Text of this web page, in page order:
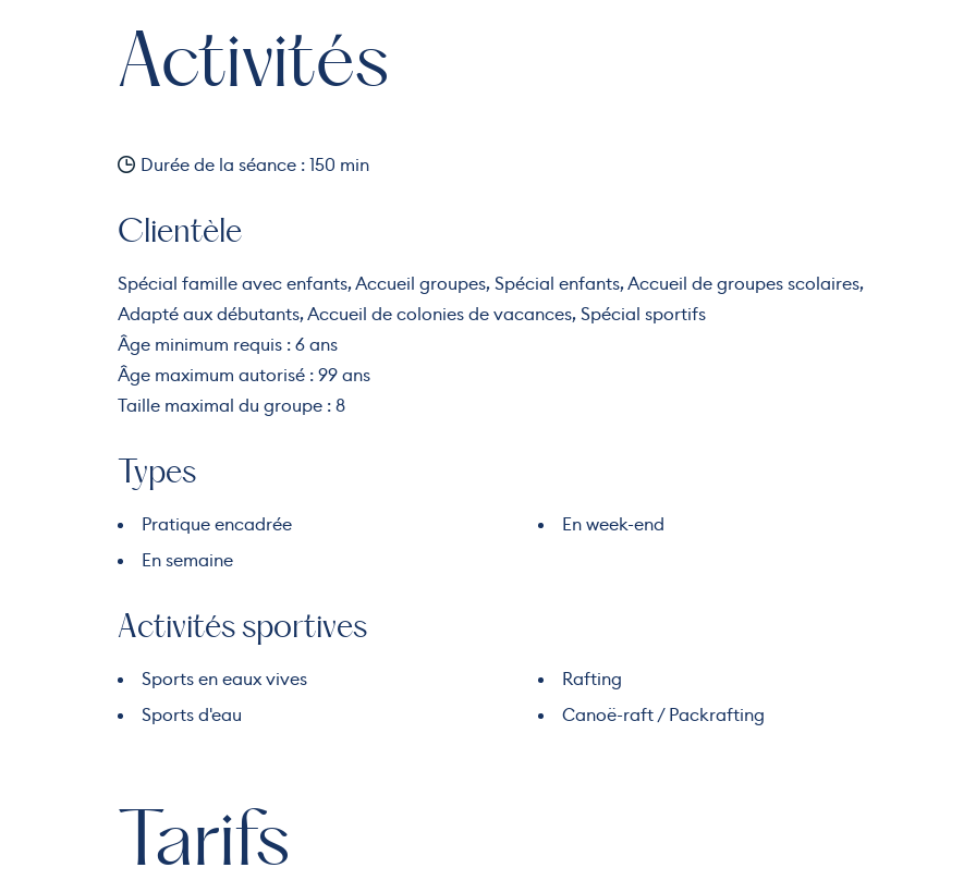
Activités
Durée de la séance : 150 min
Clientèle
Spécial famille avec enfants, Accueil groupes, Spécial enfants, Accueil de groupes scolaires,
Adapté aux débutants, Accueil de colonies de vacances, Spécial sportifs
Âge minimum requis : 6 ans
Âge maximum autorisé : 99 ans
Taille maximal du groupe : 8
Types
Pratique encadrée
En semaine
En week-end
Activités sportives
Sports en eaux vives
Sports d'eau
Rafting
Canoë-raft / Packrafting
Tarifs